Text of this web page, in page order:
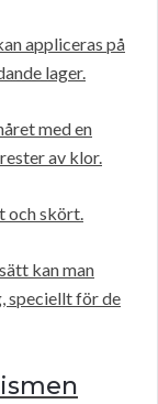
appliceras på
lager.
med en
av klor.
och skört.
kan man
speciellt för de